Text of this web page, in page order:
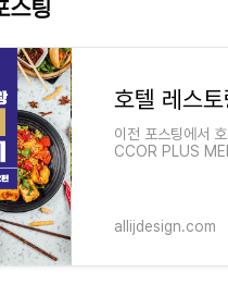
스팅
호텔 레스
이전 포스팅에서
CCOR PLUS
allijdesign.com